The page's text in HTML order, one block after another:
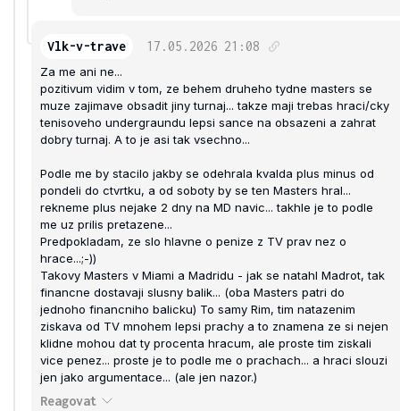
Vlk-v-trave 17.05.2026 21:08
Za me ani ne...
pozitivum vidim v tom, ze behem druheho tydne masters se
muze zajimave obsadit jiny turnaj... takze maji trebas hraci/cky
tenisoveho undergraundu lepsi sance na obsazeni a zahrat
dobry turnaj. A to je asi tak vsechno...
Podle me by stacilo jakby se odehrala kvalda plus minus od
pondeli do ctvrtku, a od soboty by se ten Masters hral...
rekneme plus nejake 2 dny na MD navic... takhle je to podle
me uz prilis pretazene...
Predpokladam, ze slo hlavne o penize z TV prav nez o
hrace...;-))
Takovy Masters v Miami a Madridu - jak se natahl Madrot, tak
financne dostavaji slusny balik... (oba Masters patri do
jednoho financniho balicku) To samy Rim, tim natazenim
ziskava od TV mnohem lepsi prachy a to znamena ze si nejen
klidne mohou dat ty procenta hracum, ale proste tim ziskali
vice penez... proste je to podle me o prachach... a hraci slouzi
jen jako argumentace... (ale jen nazor.)
Reagovat